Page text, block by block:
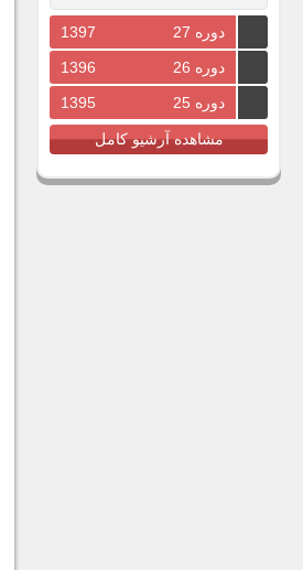
دوره 27
1397
دوره 26
1396
دوره 25
1395
مشاهده آرشیو کامل